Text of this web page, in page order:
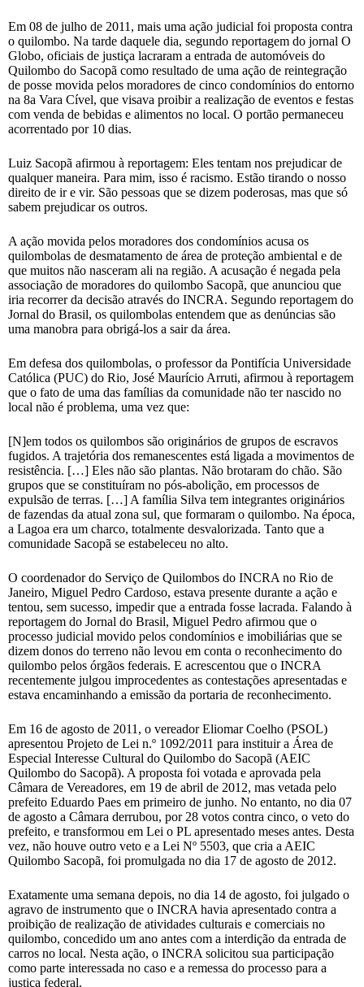
Em 08 de julho de 2011, mais uma ação judicial foi proposta contra
o quilombo. Na tarde daquele dia, segundo reportagem do jornal O
Globo, oficiais de justiça lacraram a entrada de automóveis do
Quilombo do Sacopã como resultado de uma ação de reintegração
de posse movida pelos moradores de cinco condomínios do entorno
na 8a Vara Cível, que visava proibir a realização de eventos e festas
com venda de bebidas e alimentos no local. O portão permaneceu
acorrentado por 10 dias.
Luiz Sacopã afirmou à reportagem: Eles tentam nos prejudicar de
qualquer maneira. Para mim, isso é racismo. Estão tirando o nosso
direito de ir e vir. São pessoas que se dizem poderosas, mas que só
sabem prejudicar os outros.
A ação movida pelos moradores dos condomínios acusa os
quilombolas de desmatamento de área de proteção ambiental e de
que muitos não nasceram ali na região. A acusação é negada pela
associação de moradores do quilombo Sacopã, que anunciou que
iria recorrer da decisão através do INCRA. Segundo reportagem do
Jornal do Brasil, os quilombolas entendem que as denúncias são
uma manobra para obrigá-los a sair da área.
Em defesa dos quilombolas, o professor da Pontifícia Universidade
Católica (PUC) do Rio, José Maurício Arruti, afirmou à reportagem
que o fato de uma das famílias da comunidade não ter nascido no
local não é problema, uma vez que:
[N]em todos os quilombos são originários de grupos de escravos
fugidos. A trajetória dos remanescentes está ligada a movimentos de
resistência. […] Eles não são plantas. Não brotaram do chão. São
grupos que se constituíram no pós-abolição, em processos de
expulsão de terras. […] A família Silva tem integrantes originários
de fazendas da atual zona sul, que formaram o quilombo. Na época,
a Lagoa era um charco, totalmente desvalorizada. Tanto que a
comunidade Sacopã se estabeleceu no alto.
O coordenador do Serviço de Quilombos do INCRA no Rio de
Janeiro, Miguel Pedro Cardoso, estava presente durante a ação e
tentou, sem sucesso, impedir que a entrada fosse lacrada. Falando à
reportagem do Jornal do Brasil, Miguel Pedro afirmou que o
processo judicial movido pelos condomínios e imobiliárias que se
dizem donos do terreno não levou em conta o reconhecimento do
quilombo pelos órgãos federais. E acrescentou que o INCRA
recentemente julgou improcedentes as contestações apresentadas e
estava encaminhando a emissão da portaria de reconhecimento.
Em 16 de agosto de 2011, o vereador Eliomar Coelho (PSOL)
apresentou Projeto de Lei n.º 1092/2011 para instituir a Área de
Especial Interesse Cultural do Quilombo do Sacopã (AEIC
Quilombo do Sacopã). A proposta foi votada e aprovada pela
Câmara de Vereadores, em 19 de abril de 2012, mas vetada pelo
prefeito Eduardo Paes em primeiro de junho. No entanto, no dia 07
de agosto a Câmara derrubou, por 28 votos contra cinco, o veto do
prefeito, e transformou em Lei o PL apresentado meses antes. Desta
vez, não houve outro veto e a Lei Nº 5503, que cria a AEIC
Quilombo Sacopã, foi promulgada no dia 17 de agosto de 2012.
Exatamente uma semana depois, no dia 14 de agosto, foi julgado o
agravo de instrumento que o INCRA havia apresentado contra a
proibição de realização de atividades culturais e comerciais no
quilombo, concedido um ano antes com a interdição da entrada de
carros no local. Nesta ação, o INCRA solicitou sua participação
como parte interessada no caso e a remessa do processo para a
justiça federal.